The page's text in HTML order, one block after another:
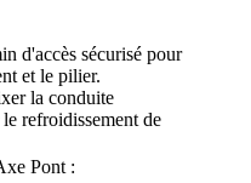
d'accès sécurisé pour
et le pilier.
la conduite
refroidissement de
Pont :